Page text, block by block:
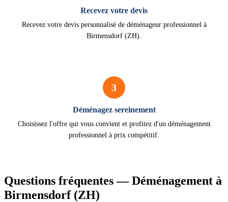
Recevez votre devis
Recevez votre devis personnalisé de déménageur professionnel à
Birmensdorf (ZH).
3
Déménagez sereinement
Choisissez l'offre qui vous convient et profitez d'un déménagement
professionnel à prix compétitif.
Questions fréquentes — Déménagement à
Birmensdorf (ZH)